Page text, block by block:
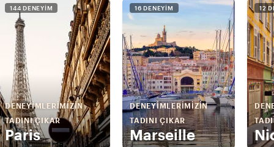
144 DENEYIM
DENEYIMLERIMIZIN
TADINI ÇIKAR
Paris
16 DENEYIM
DENEYIMLERIMIZIN
TADINI ÇIKAR
Marseille
12